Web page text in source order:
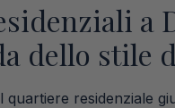
a
dello stile
quartiere residenziale